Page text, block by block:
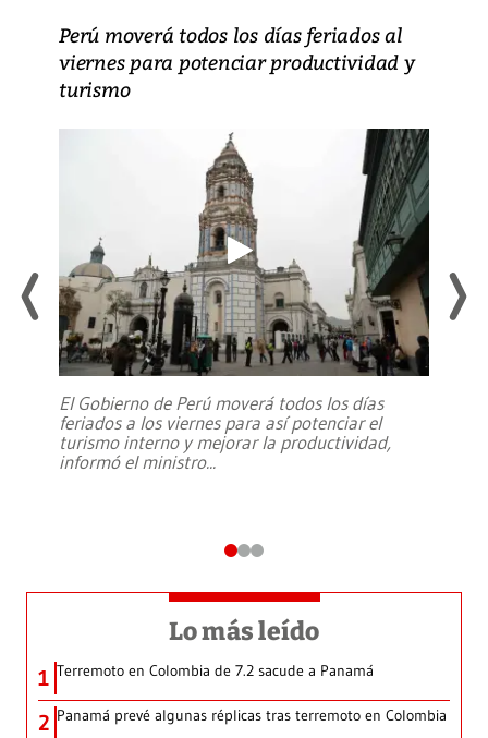
Perú moverá todos los días feriados al
viernes para potenciar productividad y
turismo
El Gobierno de Perú moverá todos los días
feriados a los viernes para así potenciar el
turismo interno y mejorar la productividad,
informó el ministro...
Lo más leído
1 Terremoto en Colombia de 7.2 sacude a Panamá
2 Panamá prevé algunas réplicas tras terremoto en Colombia